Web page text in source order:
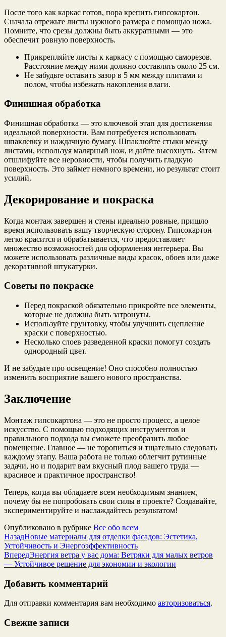
После того как каркас готов, пора крепить гипсокартон.
Сначала отрежьте листы нужного размера с помощью ножа.
Помните, что срезы должны быть аккуратными — это
обеспечит ровную поверхность.
Прикрепляйте листы к каркасу с помощью саморезов.
Расстояние между ними должно составлять около 25 см.
Не забудьте оставить зазор в 5 мм между плитами и
полом, чтобы избежать накопления влаги.
Финишная обработка
Финишная обработка — это ключевой этап для достижения
идеальной поверхности. Вам потребуется использовать
шпаклевку и наждачную бумагу. Шпаклюйте стыки между
листами, используя малярный нож, и дайте высохнуть. Затем
отшлифуйте все неровности, чтобы получить гладкую
поверхность. Это займет немного времени, но результат стоит
усилий.
Декорирование и покраска
Когда монтаж завершен и стены идеально ровные, пришло
время использовать вашу творческую сторону. Гипсокартон
легко красится и обрабатывается, что предоставляет
множество возможностей для оформления интерьера. Вы
можете использовать различные виды красок, обоев или даже
декоративной штукатурки.
Советы по покраске
Перед покраской обязательно прикройте все элементы,
которые не должны быть затронуты.
Используйте грунтовку, чтобы улучшить сцепление
краски с поверхностью.
Несколько слоев разведенной краски помогут создать
однородный цвет.
И не забудьте про освещение! Оно способно полностью
изменить восприятие вашего нового пространства.
Заключение
Монтаж гипсокартона — это не просто процесс, а целое
искусство. С помощью подходящих инструментов и
правильного подхода вы сможете преобразить любое
помещение. Главное — не торопиться и тщательно следовать
каждому этапу. Ваша работа не только облегчит рутинные
задачи, но и подарит вам вкусный плод вашего труда —
красивое и практичное пространство!
Теперь, когда вы обладаете всем необходимым знанием,
почему бы не попробовать свои силы в проекте? Создавайте,
экспериментируйте и наслаждайтесь результатом!
Опубликовано в рубрике Все обо всем
НазадНовые материалы для отделки фасадов: Эстетика,
Устойчивость и Энергоэффективность
ВпередЭнергия ветра у вас дома: Ветряки для малых ветров
— Устойчивое решение для экономии и экологии
Добавить комментарий
Для отправки комментария вам необходимо авторизоваться.
Свежие записи